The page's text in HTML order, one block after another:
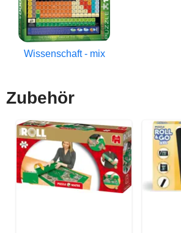
Wissenschaft - mix
Zubehör